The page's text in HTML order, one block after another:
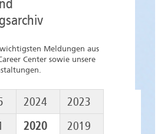
Meldungen aus
Center sowie unsere
2024
2023
2020
2019